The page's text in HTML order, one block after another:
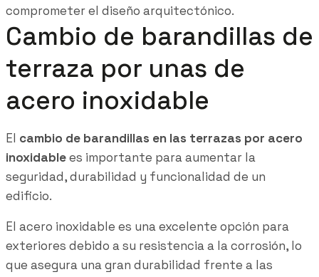
comprometer el diseño arquitectónico.
Cambio de barandillas de
terraza por unas de
acero inoxidable
El cambio de barandillas en las terrazas por acero
inoxidablees importante para aumentar la
seguridad, durabilidad y funcionalidad de un
edificio.
El acero inoxidable es una excelente opción para
exteriores debido a su resistencia a la corrosión, lo
que asegura una gran durabilidad frente a las